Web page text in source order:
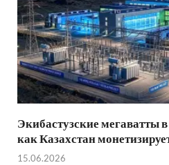
Экибастузские
как Казахстан
15.06.2026